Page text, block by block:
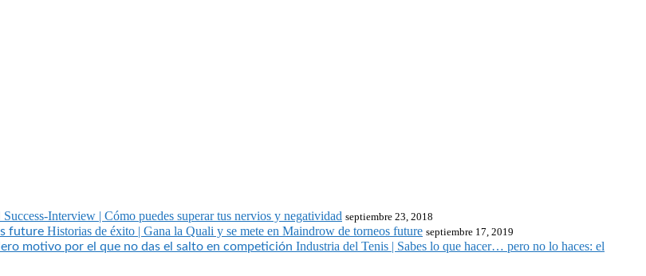
Success-Interview | Cómo puedes superar tus nervios y negatividad septiembre 23, 2018
Historias de éxito | Gana la Quali y se mete en Maindrow de torneos future septiembre 17, 2019
Industria del Tenis | Sabes lo que hacer… pero no lo haces: el